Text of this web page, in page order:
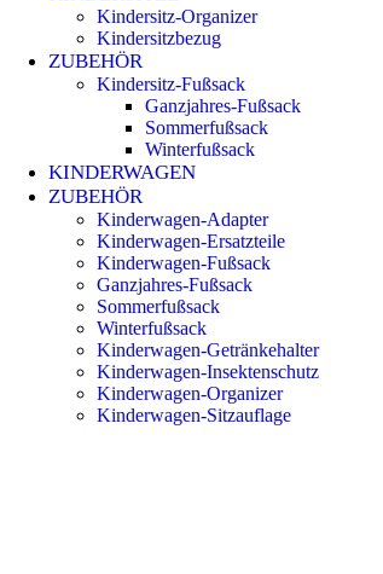
Kindersitz-Organizer
Kindersitzbezug
ZUBEHÖR
Kindersitz-Fußsack
Ganzjahres-Fußsack
Sommerfußsack
Winterfußsack
KINDERWAGEN
ZUBEHÖR
Kinderwagen-Adapter
Kinderwagen-Ersatzteile
Kinderwagen-Fußsack
Ganzjahres-Fußsack
Sommerfußsack
Winterfußsack
Kinderwagen-Getränkehalter
Kinderwagen-Insektenschutz
Kinderwagen-Organizer
Kinderwagen-Sitzauflage